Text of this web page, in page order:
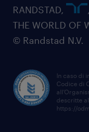
RANDSTAD,
THE WORLD
© Randstad N.V.
In caso di
Codice di
descritte
https://